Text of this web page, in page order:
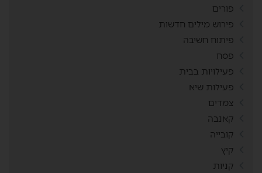
פורים
פירוש מילים חדשות
פיתוח חשיבה
פסח
פעילויות בבית
פעילות שיא
צמדים
קאנבה
קובייה
קיץ
קניות